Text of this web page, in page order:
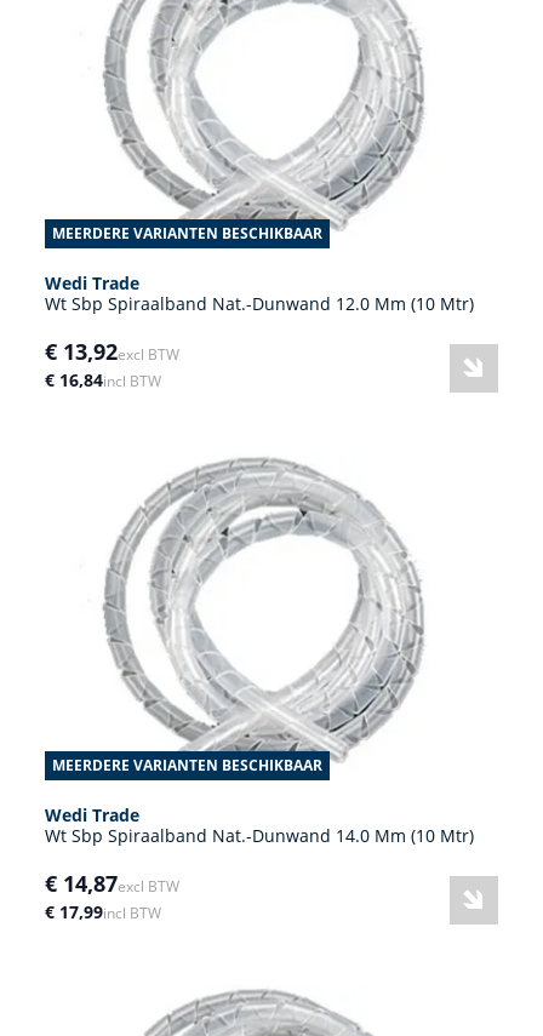
MEERDERE VARIANTEN BESCHIKBAAR
Wedi Trade
Wt Sbp Spiraalband Nat.-Dunwand 12.0 Mm (10 Mtr)
€ 13,92excl BTW
€ 16,84incl BTW
MEERDERE VARIANTEN BESCHIKBAAR
Wedi Trade
Wt Sbp Spiraalband Nat.-Dunwand 14.0 Mm (10 Mtr)
€ 14,87excl BTW
€ 17,99incl BTW